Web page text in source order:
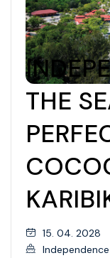
THE
15. 04. 2028